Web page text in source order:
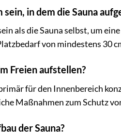
in dem die Sauna
als die Sauna selbst, um
von mindestens 30
Freien aufstellen?
für den Innenbereich
Maßnahmen zum Schutz
der Sauna?